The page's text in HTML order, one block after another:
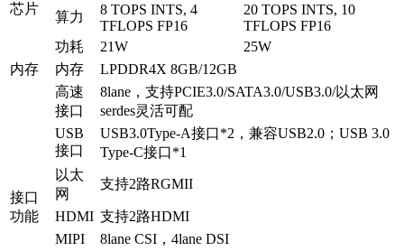
芯片
算力
8 TOPS INTS, 4
TFLOPS FP16
20 TOPS INTS, 10
TFLOPS FP16
功耗
21W
25W
内存
内存 LPDDR4X 8GB/12GB
接口
功能
高速
接口
8lane，支持PCIE3.0/SATA3.0/USB3.0/以太网
serdes灵活可配
USB
接口
USB3.0Type-A接口*2，兼容USB2.0；USB 3.0
Type-C接口*1
以太
网
支持2路RGMII
HDMI 支持2路HDMI
MIPI
8lane CSI，4lane DSI